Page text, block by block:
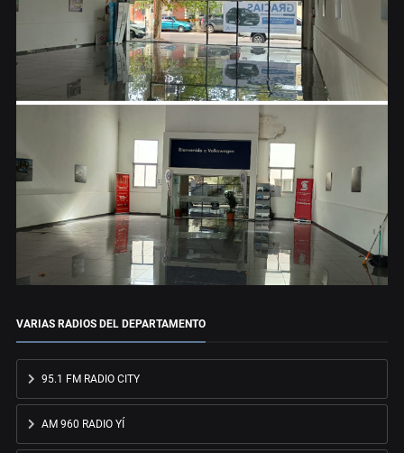
VARIAS RADIOS DEL DEPARTAMENTO
95.1 FM RADIO CITY
AM 960 RADIO YÍ